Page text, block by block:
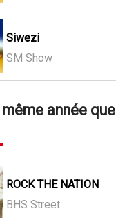
Siwezi
SM Show
année que
ROCK THE NATION
BHS Street